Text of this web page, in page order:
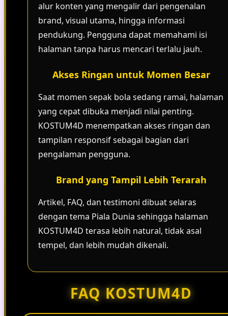
alur konten yang mengalir dari pengenalan
brand, visual utama, hingga informasi
pendukung. Pengguna dapat memahami isi
halaman tanpa harus mencari terlalu jauh.
Akses Ringan untuk Momen Besar
Saat momen sepak bola sedang ramai, halaman
yang cepat dibuka menjadi nilai penting.
KOSTUM4D menempatkan akses ringan dan
tampilan responsif sebagai bagian dari
pengalaman pengguna.
Brand yang Tampil Lebih Terarah
Artikel, FAQ, dan testimoni dibuat selaras
dengan tema Piala Dunia sehingga halaman
KOSTUM4D terasa lebih natural, tidak asal
tempel, dan lebih mudah dikenali.
FAQ KOSTUM4D